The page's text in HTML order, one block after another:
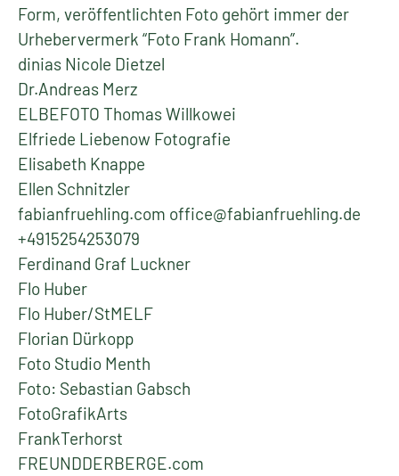
Form, veröffentlichten Foto gehört immer der
Urhebervermerk “Foto Frank Homann”.
dinias Nicole Dietzel
Dr.Andreas Merz
ELBEFOTO Thomas Willkowei
Elfriede Liebenow Fotografie
Elisabeth Knappe
Ellen Schnitzler
fabianfruehling.com office@fabianfruehling.de
+4915254253079
Ferdinand Graf Luckner
Flo Huber
Flo Huber/StMELF
Florian Dürkopp
Foto Studio Menth
Foto: Sebastian Gabsch
FotoGrafikArts
FrankTerhorst
FREUNDDERBERGE.com